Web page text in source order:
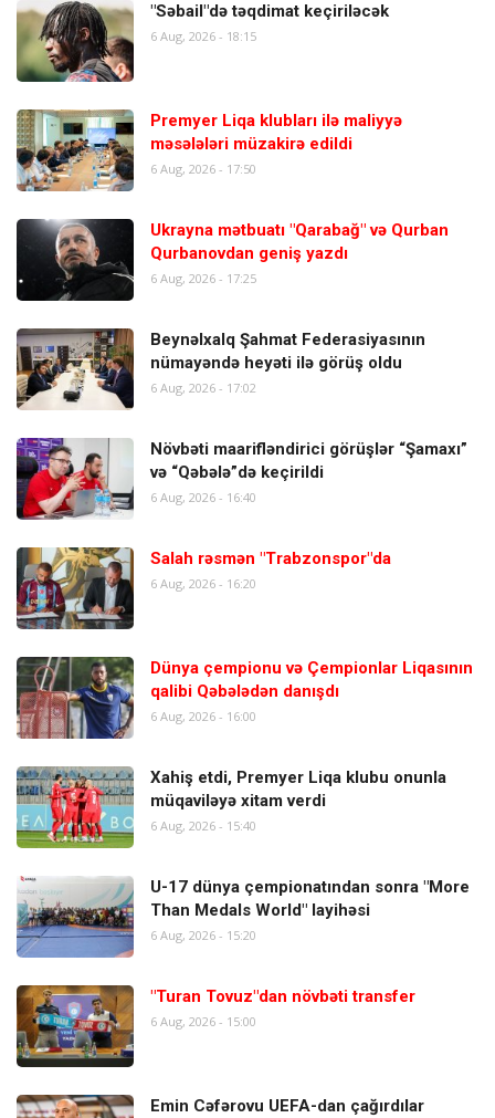
"Səbail"də təqdimat keçiriləcək
6 Aug, 2026 - 18:15
Premyer Liqa klubları ilə maliyyə
məsələləri müzakirə edildi
6 Aug, 2026 - 17:50
Ukrayna mətbuatı "Qarabağ" və Qurban
Qurbanovdan geniş yazdı
6 Aug, 2026 - 17:25
Beynəlxalq Şahmat Federasiyasının
nümayəndə heyəti ilə görüş oldu
6 Aug, 2026 - 17:02
Növbəti maarifləndirici görüşlər “Şamaxı”
və “Qəbələ”də keçirildi
6 Aug, 2026 - 16:40
Salah rəsmən "Trabzonspor"da
6 Aug, 2026 - 16:20
Dünya çempionu və Çempionlar Liqasının
qalibi Qəbələdən danışdı
6 Aug, 2026 - 16:00
Xahiş etdi, Premyer Liqa klubu onunla
müqaviləyə xitam verdi
6 Aug, 2026 - 15:40
U-17 dünya çempionatından sonra "More
Than Medals World" layihəsi
6 Aug, 2026 - 15:20
"Turan Tovuz"dan növbəti transfer
6 Aug, 2026 - 15:00
Emin Cəfərovu UEFA-dan çağırdılar